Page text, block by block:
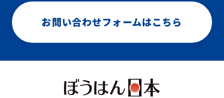
お問い合わせフォームはこちら